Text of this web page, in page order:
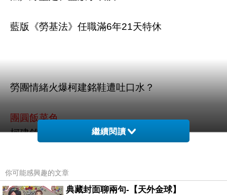
藍版《勞基法》任職滿6年21天特休
勞團情緒火爆柯建銘鞋遭吐口水？
團圓飯菜色
柯建銘：有人要置我於繼續閱讀
你可能感興趣的文章
典藏封面聊兩句-【天外金球】